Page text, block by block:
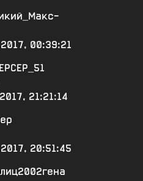
00:39:21
21:21:14
20:51:45